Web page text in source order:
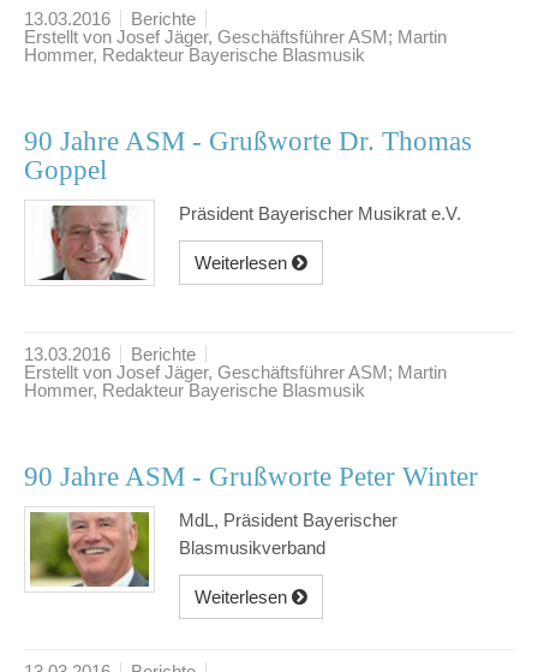
13.03.2016
Berichte
Erstellt von Josef Jäger, Geschäftsführer ASM; Martin
Hommer, Redakteur Bayerische Blasmusik
90 Jahre ASM - Grußworte Dr. Thomas
Goppel
Präsident Bayerischer Musikrat e.V.
Weiterlesen
13.03.2016
Berichte
Erstellt von Josef Jäger, Geschäftsführer ASM; Martin
Hommer, Redakteur Bayerische Blasmusik
90 Jahre ASM - Grußworte Peter Winter
MdL, Präsident Bayerischer
Blasmusikverband
Weiterlesen